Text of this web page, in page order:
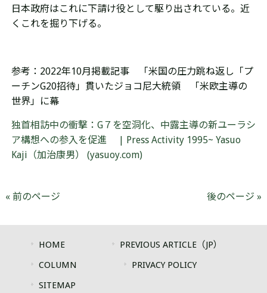
日本政府はこれに下請け役として駆り出されている。近
くこれを掘り下げる。
参考：2022年10月掲載記事 「米国の圧力跳ね返し「プ
ーチンG20招待」貫いたジョコ尼大統領 「米欧主導の
世界」に幕
独首相訪中の衝撃：G７を空洞化、中露主導の新ユーラシ
ア構想への参入を促進 | Press Activity 1995~ Yasuo
Kaji（加治康男） (yasuoy.com)
« 前のページ 後のページ »
HOME
PREVIOUS ARTICLE（JP）
COLUMN
PRIVACY POLICY
SITEMAP